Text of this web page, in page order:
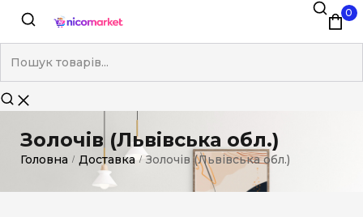
0
Золочів (Львівська обл.)
Головна / Доставка / Золочів (Львівська обл.)